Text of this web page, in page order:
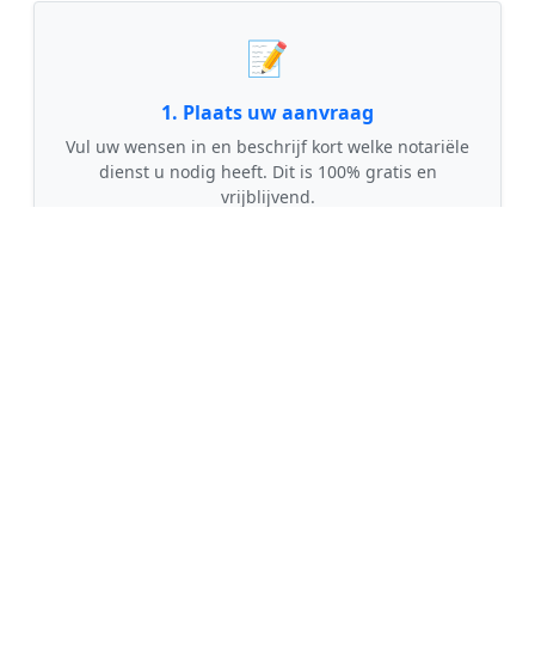
📝
1. Plaats uw aanvraag
Vul uw wensen in en beschrijf kort welke notariële
dienst u nodig heeft. Dit is 100% gratis en
vrijblijvend.